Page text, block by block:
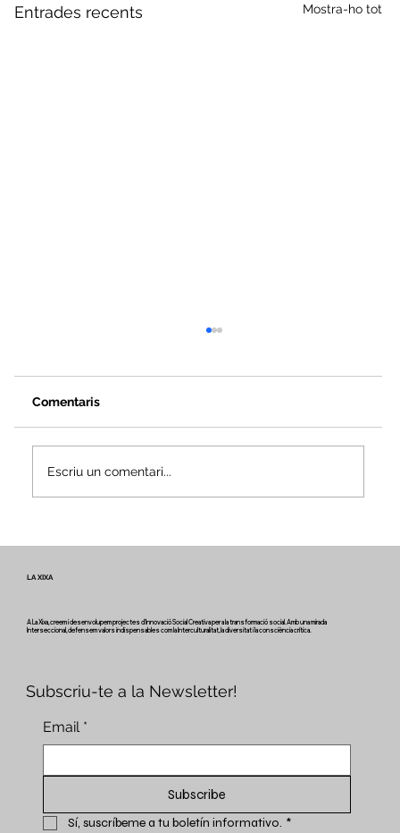
Entrades recents Mostra-ho tot
Comentaris
Escriu un comentari...
LA XIXA
A La Xixa, creem i desenvolupem projectes d'Innovació Social Creativa per a la transformació social. Amb una mirada
Interseccional, defensem valors indispensables com la Interculturalitat, la diversitat i la consciència crítica.
Subscriu-te a la Newsletter!
Email *
Subscribe
Sí, suscríbeme a tu boletín informativo. *